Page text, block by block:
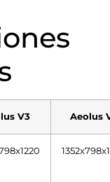
V3 Aeolus